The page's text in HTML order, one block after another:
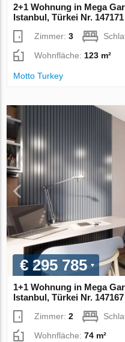
2+1 Wohnung in Mega
Istanbul, Türkei Nr. 147171
Zimmer:3
Wohnfläche: 123 m²
Motto Turkey
€ 295 785
1+1 Wohnung in Mega
Istanbul, Türkei Nr. 147167
Zimmer:2
Wohnfläche:74 m²